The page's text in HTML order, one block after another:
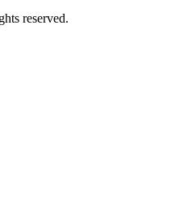
reserved.